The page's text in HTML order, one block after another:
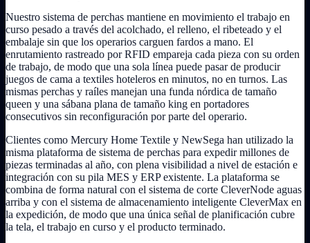
Nuestro sistema de perchas mantiene en movimiento el trabajo en
curso pesado a través del acolchado, el relleno, el ribeteado y el
embalaje sin que los operarios carguen fardos a mano. El
enrutamiento rastreado por RFID empareja cada pieza con su orden
de trabajo, de modo que una sola línea puede pasar de producir
juegos de cama a textiles hoteleros en minutos, no en turnos. Las
mismas perchas y raíles manejan una funda nórdica de tamaño
queen y una sábana plana de tamaño king en portadores
consecutivos sin reconfiguración por parte del operario.
Clientes como Mercury Home Textile y NewSega han utilizado la
misma plataforma de sistema de perchas para expedir millones de
piezas terminadas al año, con plena visibilidad a nivel de estación e
integración con su pila MES y ERP existente. La plataforma se
combina de forma natural con el sistema de corte CleverNode aguas
arriba y con el sistema de almacenamiento inteligente CleverMax en
la expedición, de modo que una única señal de planificación cubre
la tela, el trabajo en curso y el producto terminado.